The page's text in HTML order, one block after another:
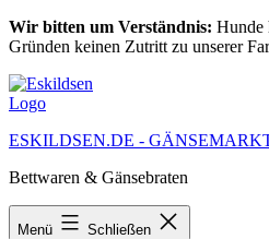
Zum
Inhalt
Wir bitten um Verständnis: Hunde
Gründen keinen Zutritt zu unserer
ESKILDSEN.DE -
Bettwaren & Gänsebraten
Menü Schließen